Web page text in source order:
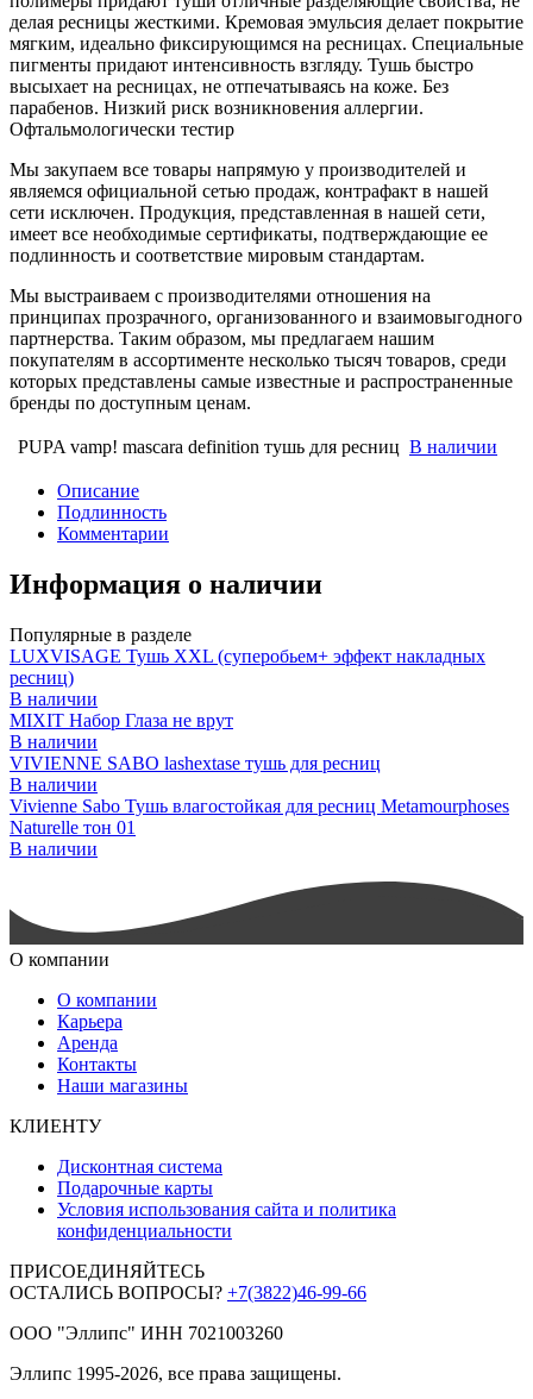
делая ресницы жесткими. Кремовая эмульсия делает покрытие
мягким, идеально фиксирующимся на ресницах. Специальные
пигменты придают интенсивность взгляду. Тушь быстро
высыхает на ресницах, не отпечатываясь на коже. Без
парабенов. Низкий риск возникновения аллергии.
Офтальмологически тестир
Мы закупаем все товары напрямую у производителей и
являемся официальной сетью продаж, контрафакт в нашей
сети исключен. Продукция, представленная в нашей сети,
имеет все необходимые сертификаты, подтверждающие ее
подлинность и соответствие мировым стандартам.
Мы выстраиваем с производителями отношения на
принципах прозрачного, организованного и взаимовыгодного
партнерства. Таким образом, мы предлагаем нашим
покупателям в ассортименте несколько тысяч товаров, среди
которых представлены самые известные и распространенные
бренды по доступным ценам.
PUPA vamp! mascara definition тушь для ресниц В наличии
Описание
Подлинность
Комментарии
Информация о наличии
Популярные в разделе
LUXVISAGE Тушь XXL (суперобьем+ эффект накладных
ресниц)
В наличии
MIXIT Набор Глаза не врут
В наличии
VIVIENNE SABO lashextase тушь для ресниц
В наличии
Vivienne Sabo Тушь влагостойкая для ресниц Metamourphoses
Naturelle тон 01
В наличии
О компании
О компании
Карьера
Аренда
Контакты
Наши магазины
КЛИЕНТУ
Дисконтная система
Подарочные карты
Условия использования сайта и политика
конфиденциальности
ПРИСОЕДИНЯЙТЕСЬ
ОСТАЛИСЬ ВОПРОСЫ? +7(3822)46-99-66
ООО "Эллипс" ИНН 7021003260
Эллипс 1995-2026, все права защищены.